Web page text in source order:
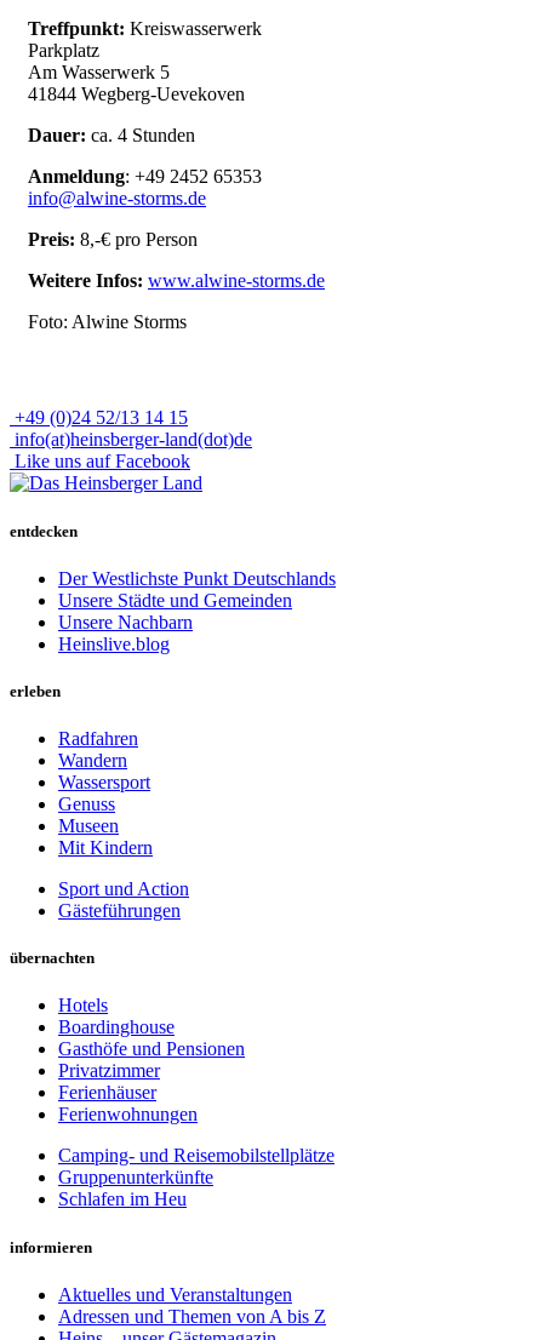
Treffpunkt: Kreiswasserwerk
Parkplatz
Am Wasserwerk 5
41844 Wegberg-Uevekoven
Dauer: ca. 4 Stunden
Anmeldung: +49 2452 65353
info@alwine-storms.de
Preis: 8,-€ pro Person
Weitere Infos: www.alwine-storms.de
Foto: Alwine Storms
+49 (0)24 52/13 14 15
info(at)heinsberger-land(dot)de
Like uns auf Facebook
entdecken
Der Westlichste Punkt Deutschlands
Unsere Städte und Gemeinden
Unsere Nachbarn
Heinslive.blog
erleben
Radfahren
Wandern
Wassersport
Genuss
Museen
Mit Kindern
Sport und Action
Gästeführungen
übernachten
Hotels
Boardinghouse
Gasthöfe und Pensionen
Privatzimmer
Ferienhäuser
Ferienwohnungen
Camping- und Reisemobilstellplätze
Gruppenunterkünfte
Schlafen im Heu
informieren
Aktuelles und Veranstaltungen
Adressen und Themen von A bis Z